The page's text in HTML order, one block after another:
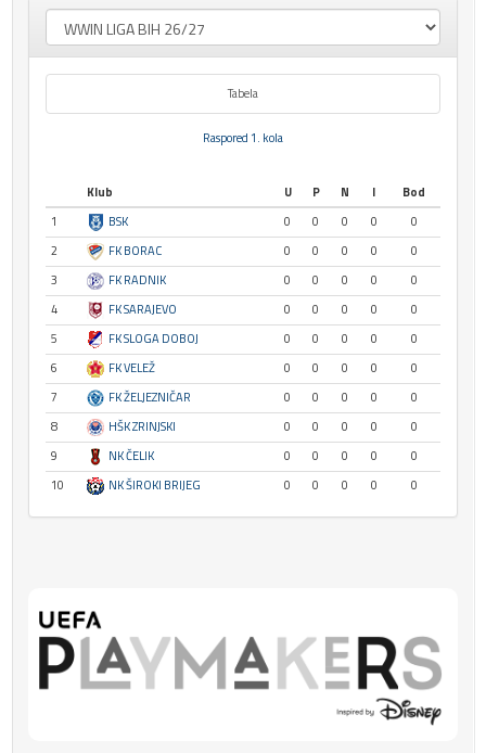
Tabela
Raspored 1. kola
Klub U P N I
Bod
1
BSK 0 0 0 0
0
2
FK BORAC 0 0 0 0
0
3
FK RADNIK 0 0 0 0
0
4
FK SARAJEVO 0 0 0 0
0
5
FK SLOGA DOBOJ 0 0 0 0
0
6
FK VELEŽ 0 0 0 0
0
7
FK ŽELJEZNIČAR 0 0 0 0
0
8
HŠK ZRINJSKI 0 0 0 0
0
9
NK ČELIK 0 0 0 0
0
10
NK ŠIROKI BRIJEG 0 0 0 0 0